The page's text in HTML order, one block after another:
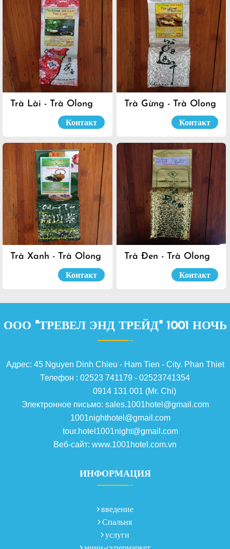
Trà Lài - Trà Olong
Контакт
Trà Gừng - Trà Olong
Контакт
Trà Xanh - Trà Olong
Контакт
Trà Đen - Trà Olong
Контакт
ООО "ТРЕВЕЛ ЭНД ТРЕЙД" 1001 НОЧЬ
Адрес: 45 Nguyen Dinh Chieu - Ham Tien - City. Phan Thiet
Телефон : 02523 741179 - 02523741354
0914 131 001 (Mr. Chi)
Электронное письмо: sales.1001hotel@gmail.com
1001nighthotel@gmail.com
tour.hotel1001night@gmail.com
Веб-сайт: www.1001hotel.com.vn
ИНФОРМАЦИЯ
введение
Спальня
услуги